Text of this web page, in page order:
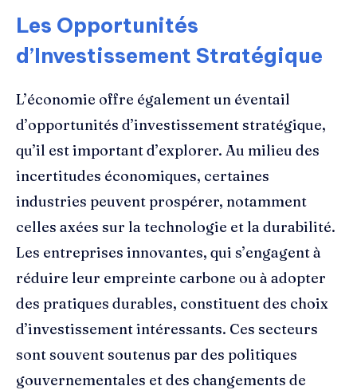
Les Opportunités
d’Investissement Stratégique
L’économie offre également un éventail
d’opportunités d’investissement stratégique,
qu’il est important d’explorer. Au milieu des
incertitudes économiques, certaines
industries peuvent prospérer, notamment
celles axées sur la technologie et la durabilité.
Les entreprises innovantes, qui s’engagent à
réduire leur empreinte carbone ou à adopter
des pratiques durables, constituent des choix
d’investissement intéressants. Ces secteurs
sont souvent soutenus par des politiques
gouvernementales et des changements de